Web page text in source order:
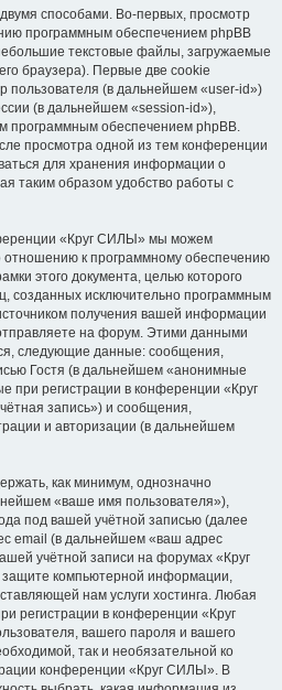
способами. Во-первых, просмотр
программным обеспечением phpBB
текстовые файлы, загружаемые
браузера). Первые две cookie
пользователя (в дальнейшем «user-id»)
(в дальнейшем «session-id»),
программным обеспечением phpBB.
просмотра одной из тем конференции
для хранения информации о
таким образом удобство работы с
«Круг СИЛЫ» мы можем
отношению к программному обеспечению
этого документа, целью которого
созданных исключительно программным
получения вашей информации
на форум. Этими данными
следующие данные: сообщения,
Гостя (в дальнейшем «анонимные
при регистрации в конференции «Круг
запись») и сообщения,
и авторизации (в дальнейшем
как минимум, однозначно
«ваше имя пользователя»),
под вашей учётной записью (далее
email (в дальнейшем «ваш адрес
учётной записи на форумах «Круг
компьютерной информации,
нам услуги хостинга. Любая
регистрации в конференции «Круг
вашего пароля и вашего
так и необязательной ко
конференции «Круг СИЛЫ». В